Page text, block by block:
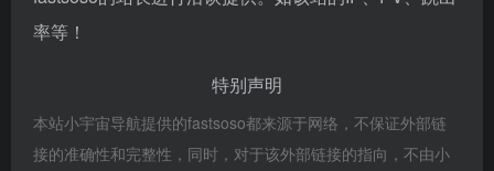
率等！
特别声明
本站小宇宙导航提供的fastsoso都来源于网络，不保证外部链
接的准确性和完整性，同时，对于该外部链接的指向，不由小